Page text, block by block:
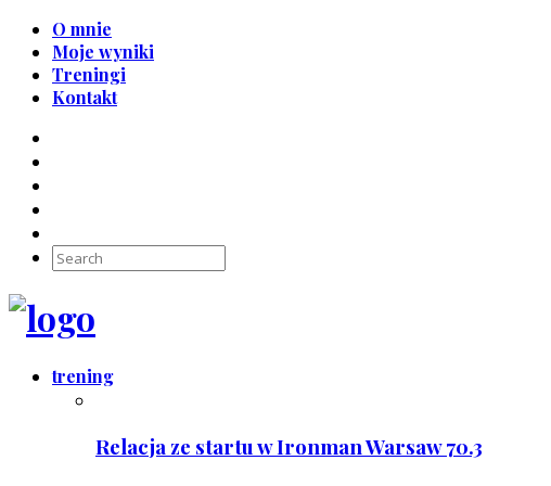
O mnie
Moje wyniki
Treningi
Kontakt
trening
Relacja ze startu w Ironman Warsaw 70.3